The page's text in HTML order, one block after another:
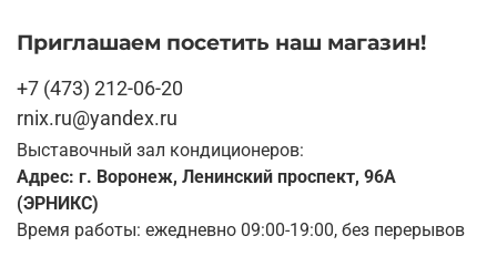
Приглашаем посетить наш магазин!
+7 (473) 212-06-20
rnix.ru@yandex.ru
Выставочный зал кондиционеров:
Адрес: г. Воронеж, Ленинский проспект, 96А
(ЭРНИКС)
Время работы: ежедневно 09:00-19:00, без перерывов